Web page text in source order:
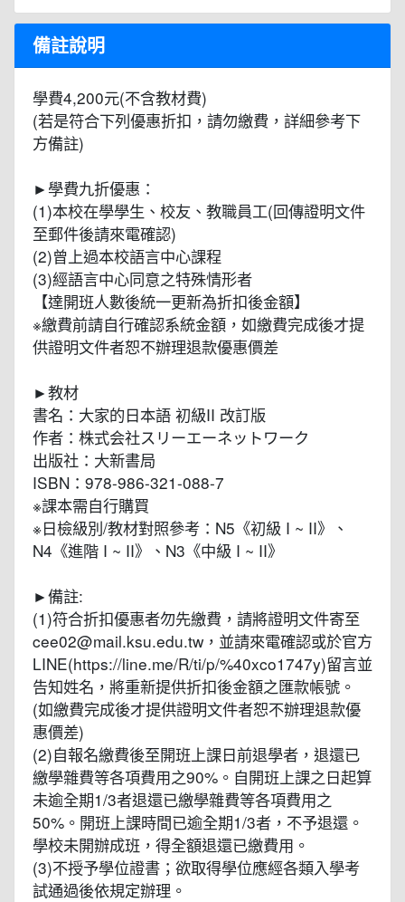
備註說明
學費4,200元(不含教材費)
(若是符合下列優惠折扣，請勿繳費，詳細參考下
方備註)
►學費九折優惠：
(1)本校在學學生、校友、教職員工(回傳證明文件
至郵件後請來電確認)
(2)曾上過本校語言中心課程
(3)經語言中心同意之特殊情形者
【達開班人數後統一更新為折扣後金額】
※繳費前請自行確認系統金額，如繳費完成後才提
供證明文件者恕不辦理退款優惠價差
►教材
書名：大家的日本語 初級II 改訂版
作者：株式会社スリーエーネットワーク
出版社：大新書局
ISBN：978-986-321-088-7
※課本需自行購買
※日檢級別/教材對照參考：N5《初級 I ~ II》、
N4《進階 I ~ II》、N3《中級 I ~ II》
►備註:
(1)符合折扣優惠者勿先繳費，請將證明文件寄至
cee02@mail.ksu.edu.tw，並請來電確認或於官方
LINE(https://line.me/R/ti/p/%40xco1747y)留言並
告知姓名，將重新提供折扣後金額之匯款帳號。
(如繳費完成後才提供證明文件者恕不辦理退款優
惠價差)
(2)自報名繳費後至開班上課日前退學者，退還已
繳學雜費等各項費用之90%。自開班上課之日起算
未逾全期1/3者退還已繳學雜費等各項費用之
50%。開班上課時間已逾全期1/3者，不予退還。
學校未開辦成班，得全額退還已繳費用。
(3)不授予學位證書；欲取得學位應經各類入學考
試通過後依規定辦理。